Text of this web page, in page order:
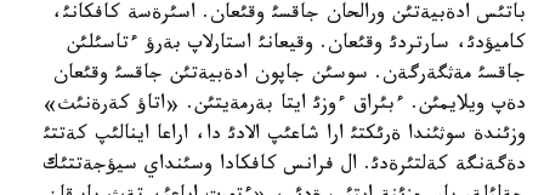
باتئس ادةبيةتئن ورالحان جاقسئ وقئعان. اسئرةسة كافكانئ،
كاميؤدئ، سارتردئ وقئعان. وقيعانئ استارلاپ بةرؤ ءتاسئلئن
جاقسئ مةثگةرگةن. سوسئن جاپون ادةبيةتئن جاقسئ وقئعان
دةپ ويلايمئن. ءبئراق ءوزئ ايتا بةرمةيتئن. «اتاؤ كةرةنئث»
وزئندة سوثئندا ةرئكتئ ارا شاعئپ الادئ دا، اراعا اينالئپ كةتتئ
دةگةنگة كةلتئرةدئ. ال فرانس كافكادا وسئنداي سيؤجةتتئك